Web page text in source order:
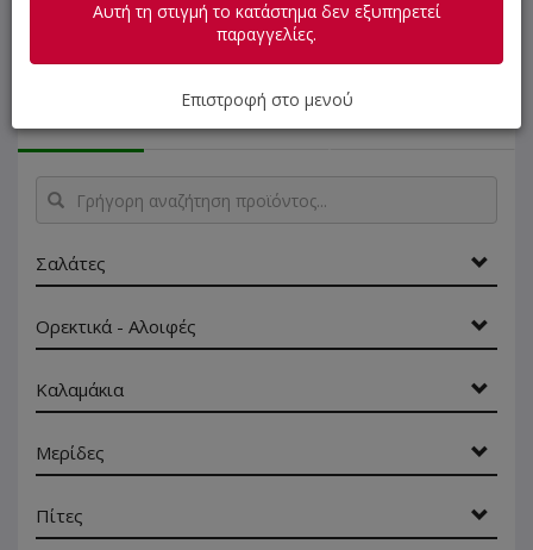
ΠΛΗΡΟΦΟΡΙΕΣ
Γρήγορη
αναζήτηση
προϊόντος...
Σαλάτες
Ορεκτικά - Αλοιφές
Καλαμάκια
Μερίδες
Πίτες
Αυτή τη στιγμή το κατάστημα δεν εξυπηρετεί
παραγγελίες.
Επιστροφή στο μενού